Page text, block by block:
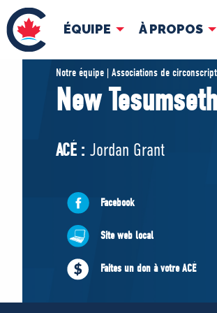
ÉQUIPE À PROPOS
ÉQUIPE
Pierre Poilievre
Cabinet fantôme
ACÉ
Notre équipe | Associations de
New
ACÉ : Jordan Grant
Facebook
Site web local
Faites un don à votre ACÉ